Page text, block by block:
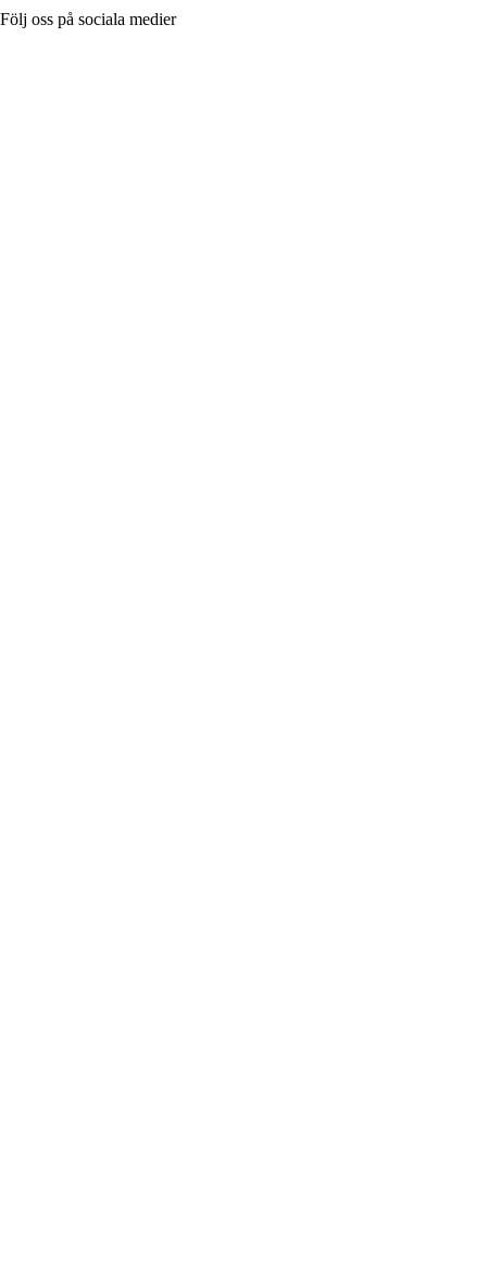
Följ oss på sociala medier